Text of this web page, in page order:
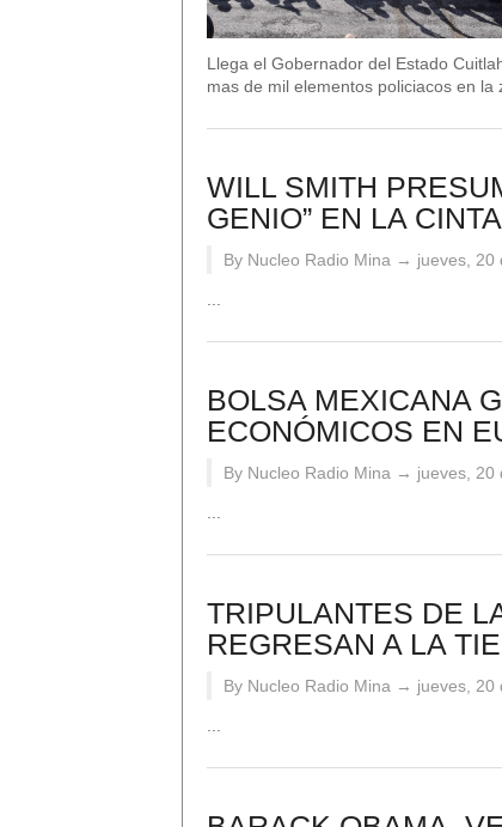
Llega el Gobernador del Estado
mas de mil elementos policiacos en la
WILL SMITH
GENIO” EN LA
By Nucleo Radio Mina → jueves, 20
BOLSA MEXICANA
ECONÓMICOS EN
By Nucleo Radio Mina → jueves, 20
TRIPULANTES DE
REGRESAN A LA
By Nucleo Radio Mina → jueves, 20